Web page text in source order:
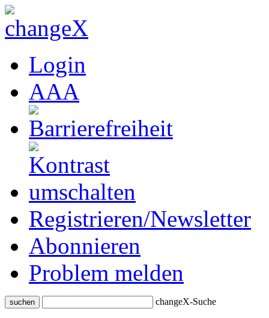
Login
AAA
Registrieren/Newsletter
Abonnieren
Problem melden
suchen changeX-Suche